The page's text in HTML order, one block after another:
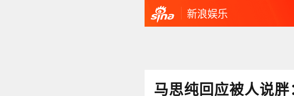
新浪娱乐
马思纯回应被人说